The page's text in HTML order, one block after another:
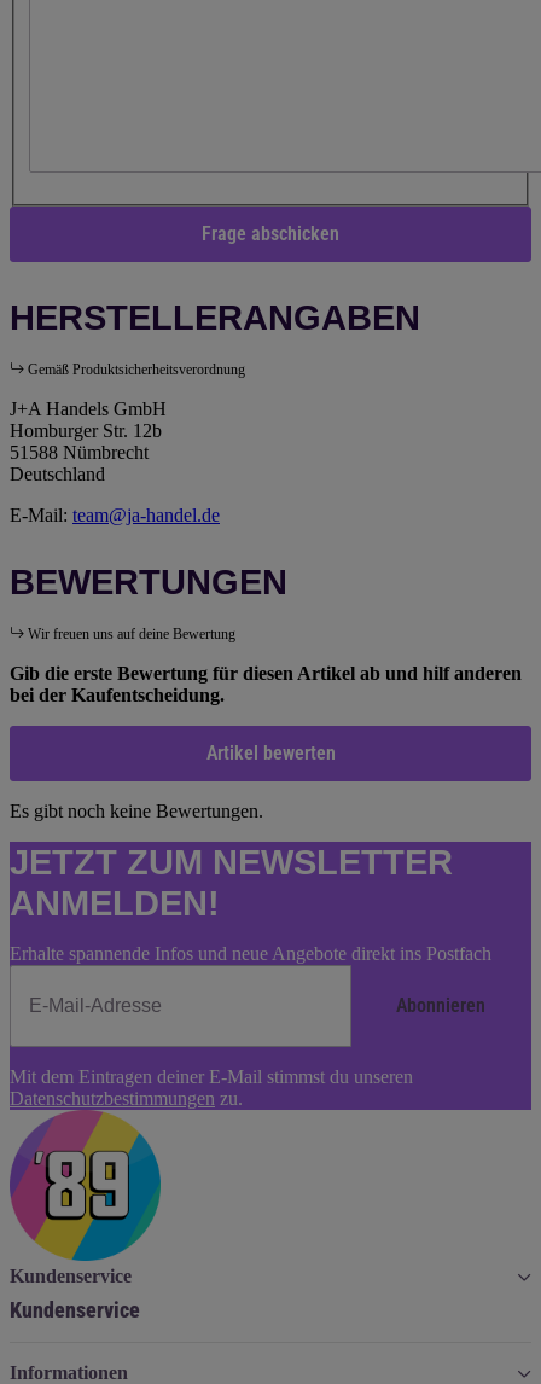
Frage abschicken
HERSTELLERANGABEN
Gemäß Produktsicherheitsverordnung
J+A Handels GmbH
Homburger Str. 12b
51588 Nümbrecht
Deutschland
E-Mail: team@ja-handel.de
BEWERTUNGEN
Wir freuen uns auf deine Bewertung
Gib die erste Bewertung für diesen Artikel ab und hilf anderen
bei der Kaufentscheidung.
Artikel bewerten
Es gibt noch keine Bewertungen.
JETZT ZUM NEWSLETTER
ANMELDEN!
Erhalte spannende Infos und neue Angebote direkt ins Postfach
Abonnieren
Abonnieren
Mit dem Eintragen deiner E-Mail stimmst du unseren
Datenschutzbestimmungen zu.
Kundenservice
Kundenservice
Informationen